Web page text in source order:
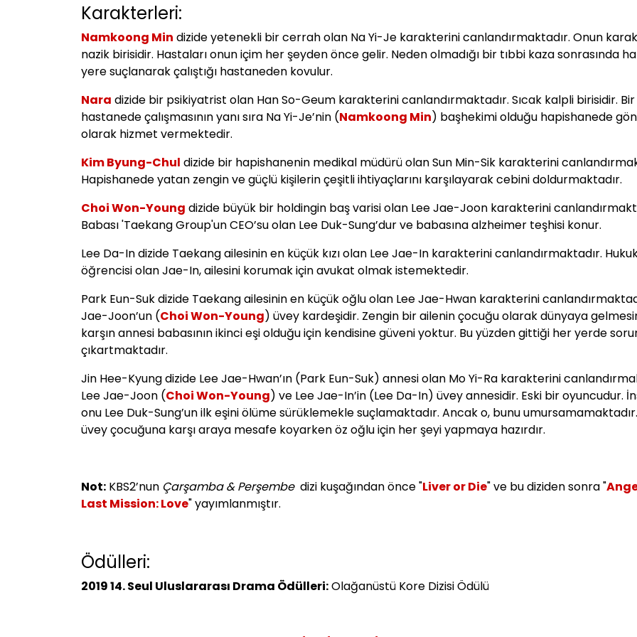
Karakterleri:
Namkoong Min dizide yetenekli bir cerrah olan Na Yi-Je karakterini canlandırmaktadır. Onun
nazik birisidir. Hastaları onun içim her şeyden önce gelir. Neden olmadığı bir tıbbi kaza sonrasında
yere suçlanarak çalıştığı hastaneden kovulur.
Nara dizide bir psikiyatrist olan Han So-Geum karakterini canlandırmaktadır. Sıcak kalpli birisidir. Bir
hastanede çalışmasının yanı sıra Na Yi-Je’nin (Namkoong Min) başhekimi olduğu hapishanede
olarak hizmet vermektedir.
Kim Byung-Chul dizide bir hapishanenin medikal müdürü olan Sun Min-Sik karakterini
Hapishanede yatan zengin ve güçlü kişilerin çeşitli ihtiyaçlarını karşılayarak cebini doldurmaktadır.
Choi Won-Young dizide büyük bir holdingin baş varisi olan Lee Jae-Joon karakterini
Babası 'Taekang Group'un CEO’su olan Lee Duk-Sung’dur ve babasına alzheimer teşhisi konur.
Lee Da-In dizide Taekang ailesinin en küçük kızı olan Lee Jae-In karakterini canlandırmaktadır.
öğrencisi olan Jae-In, ailesini korumak için avukat olmak istemektedir.
Park Eun-Suk dizide Taekang ailesinin en küçük oğlu olan Lee Jae-Hwan karakterini
Jae-Joon’un (Choi Won-Young) üvey kardeşidir. Zengin bir ailenin çocuğu olarak dünyaya
karşın annesi babasının ikinci eşi olduğu için kendisine güveni yoktur. Bu yüzden gittiği her yerde
çıkartmaktadır.
Jin Hee-Kyung dizide Lee Jae-Hwan’ın (Park Eun-Suk) annesi olan Mo Yi-Ra karakterini
Lee Jae-Joon (Choi Won-Young) ve Lee Jae-In’in (Lee Da-In) üvey annesidir. Eski bir oyuncudur.
onu Lee Duk-Sung’un ilk eşini ölüme sürüklemekle suçlamaktadır. Ancak o, bunu
üvey çocuğuna karşı araya mesafe koyarken öz oğlu için her şeyi yapmaya hazırdır.
Not: KBS2’nun Çarşamba & Perşembedizi kuşağından önce "Liver or Die" ve bu diziden sonra "
Last Mission: Love" yayımlanmıştır.
Ödülleri:
2019 14. Seul Uluslararası Drama Ödülleri:Olağanüstü Kore Dizisi Ödülü